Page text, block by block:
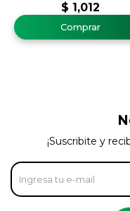
$ 1,012
¡Suscribite y